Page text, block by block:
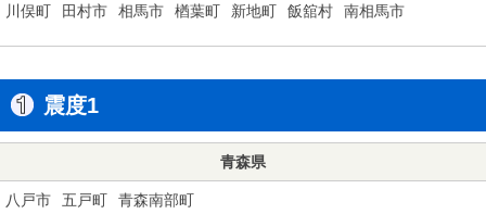
川俣町 田村市 相馬市 楢葉町 新地町 飯舘村 南相馬市
震度1
青森県
八戸市 五戸町 青森南部町